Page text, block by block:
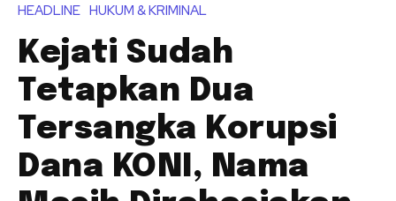
HEADLINE HUKUM & KRIMINAL
Kejati Sudah
Tetapkan Dua
Tersangka Korupsi
Dana KONI, Nama